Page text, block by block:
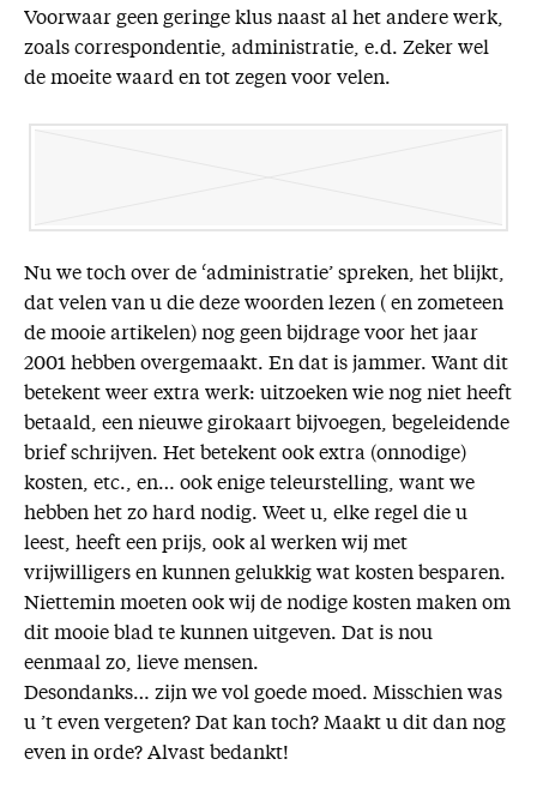
Voorwaar geen geringe klus naast al het andere werk,
zoals correspondentie, administratie, e.d. Zeker wel
de moeite waard en tot zegen voor velen.
Nu we toch over de ‘administratie’ spreken, het blijkt,
dat velen van u die deze woorden lezen ( en zometeen
de mooie artikelen) nog geen bijdrage voor het jaar
2001 hebben overgemaakt. En dat is jammer. Want dit
betekent weer extra werk: uitzoeken wie nog niet heeft
betaald, een nieuwe girokaart bijvoegen, begeleidende
brief schrijven. Het betekent ook extra (onnodige)
kosten, etc., en… ook enige teleurstelling, want we
hebben het zo hard nodig. Weet u, elke regel die u
leest, heeft een prijs, ook al werken wij met
vrijwilligers en kunnen gelukkig wat kosten besparen.
Niettemin moeten ook wij de nodige kosten maken om
dit mooie blad te kunnen uitgeven. Dat is nou
eenmaal zo, lieve mensen.
Desondanks… zijn we vol goede moed. Misschien was
u ’t even vergeten? Dat kan toch? Maakt u dit dan nog
even in orde? Alvast bedankt!